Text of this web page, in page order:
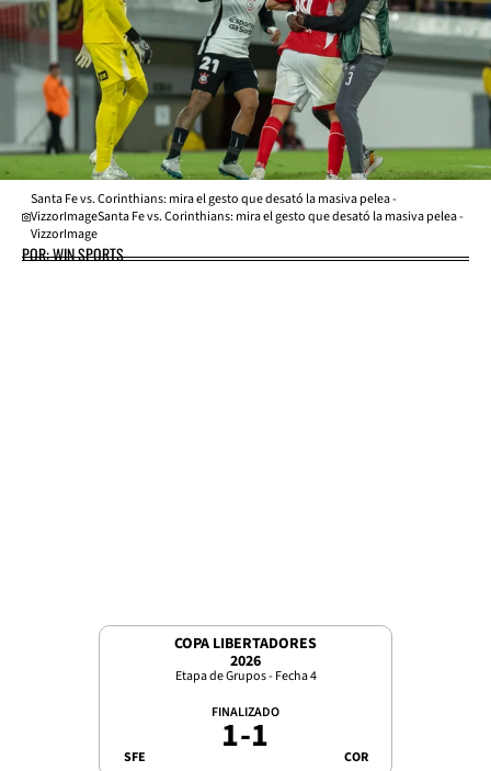
Santa Fe vs. Corinthians: mira el gesto que desató la masiva pelea -
VizzorImageSanta Fe vs. Corinthians: mira el gesto que desató la masiva pelea -
VizzorImage
POR: WIN SPORTS
COPA LIBERTADORES
2026
Etapa de Grupos - Fecha 4
SFE
FINALIZADO
1-1 COR